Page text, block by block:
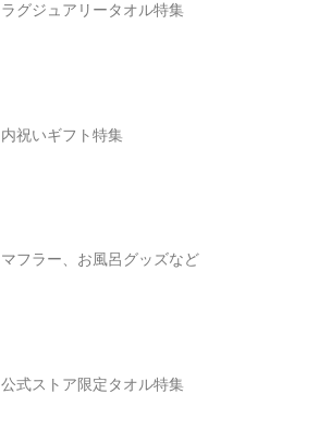
ラグジュアリータオル特集
内祝いギフト特集
マフラー、お風呂グッズなど
公式ストア限定タオル特集